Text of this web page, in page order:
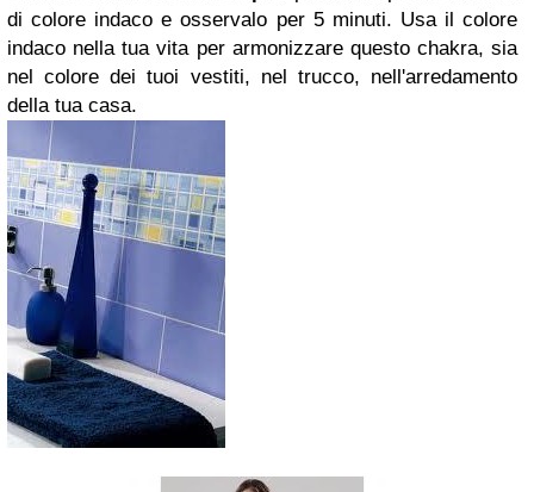
di colore indaco e osservalo per 5 minuti. Usa il colore
indaco nella tua vita per armonizzare questo chakra, sia
nel colore dei tuoi vestiti, nel trucco, nell'arredamento
della tua casa.